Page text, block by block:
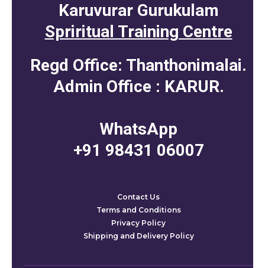
Karuvurar Gurukulam
Spriritual Training Centre
Regd Office: Thanthonimalai.
Admin Office : KARUR.
WhatsApp
+91 98431 06007
Contact Us
Terms and Conditions
Privacy Policy
Shipping and Delivery Policy